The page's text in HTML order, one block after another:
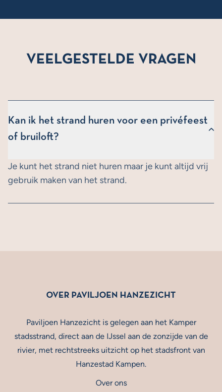
VEELGESTELDE VRAGEN
Kan ik het strand huren voor een privéfeest
of bruiloft?
Je kunt het strand niet huren maar je kunt altijd vrij
gebruik maken van het strand.
OVER PAVILJOEN HANZEZICHT
Paviljoen Hanzezicht is gelegen aan het Kamper
stadsstrand, direct aan de IJssel aan de zonzijde van de
rivier, met rechtstreeks uitzicht op het stadsfront van
Hanzestad Kampen.
Over ons